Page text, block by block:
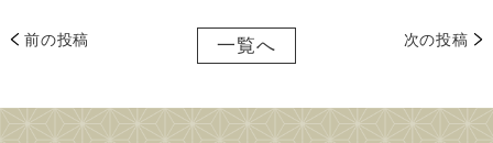
前の投稿 次の投稿
一覧へ